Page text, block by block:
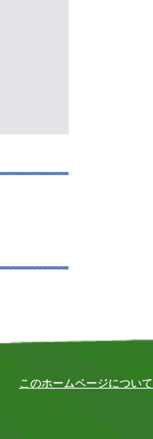
このホームページについて